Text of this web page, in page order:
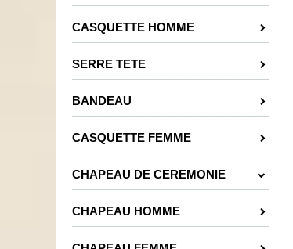
CASQUETTE HOMME
SERRE TETE
BANDEAU
CASQUETTE FEMME
CHAPEAU DE CEREMONIE
CHAPEAU HOMME